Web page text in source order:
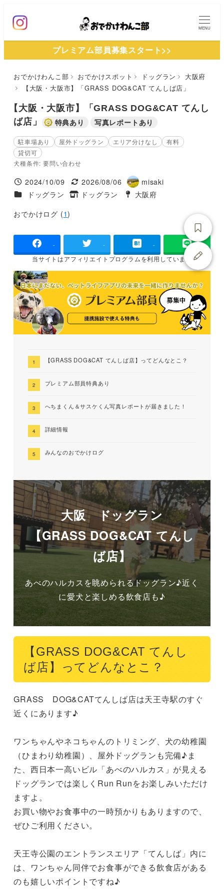
ン
MENU
プレミアム部員募集スタート>>
おでかけわんこ部 おでかけスポット ドッグラン
大阪府
【大阪・大阪市】「GRASS DOG&CAT てんしば店」
【大阪・大阪市】「GRASS DOG&CAT てんし
ば店」
特典あり 写真レポートあり
駐車場あり 屋外ドッグラン エリア分けなし
有料
貸切可
犬種条件: 要問い合わせ
投稿日
2024/10/09
更新日
2026/08/06
著
者
misaki
施設ジャンル
ドッグラン
タグ
ドッグラン
タグ
大阪府
おでかけログ (1)
- - -
当サイトはアフィリエイトプログラムを利用しています
【GRASS DOG&CAT てんしば店】ってどんなとこ？
プレミアム部員特典あり
へちまくん＆サスケくん写真レポートが届きました！
詳細情報
みんなのおでかけログ
大阪 ドッグラン
【GRASS DOG&CAT てんし
ば店】
あべのハルカスを眺められるドッグラン♪近く
に愛犬と楽しめる飲食店も♪
【GRASS DOG&CAT てんし
ば店】ってどんなとこ？
GRASS　DOG&CATてんしば店は天王寺駅のすぐ
近くにあります♪
ワンちゃんやネコちゃんのトリミング、犬の幼稚園
（ひまわり幼稚園）、屋外ドッグランも完備♪ま
た、西日本一高いビル「あべのハルカス」が見える
ドッグランでは楽しくRun Runをお楽しみいただけ
ますよ。
お買い物やお食事中の一時預かりもありますので、
ぜひご利用ください。
天王寺公園のエントランスエリア「てんしば」内に
は、ワンちゃん同伴でお食事ができる飲食店がある
のも嬉しいポイントですね♪